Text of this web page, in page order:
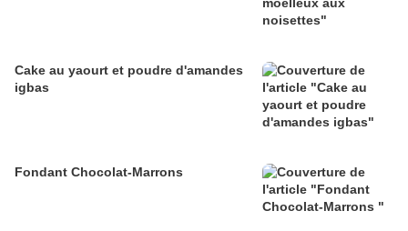
Cake au yaourt et poudre d'amandes
igbas
Fondant Chocolat-Marrons